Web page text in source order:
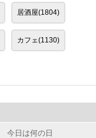
居酒屋(1804)
カフェ(1130)
今日は何の日